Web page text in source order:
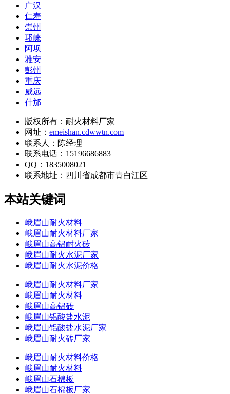
广汉
仁寿
崇州
邛崃
阿坝
雅安
彭州
重庆
威远
什邡
版权所有：耐火材料厂家
网址： emeishan.cdwwtn.com
联系人：陈经理
联系电话：15196686883
QQ：1835008021
联系地址： 四川省成都市青白江区
本站关键词
峨眉山耐火材料
峨眉山耐火材料厂家
峨眉山高铝耐火砖
峨眉山耐火水泥厂家
峨眉山耐火水泥价格
峨眉山耐火材料厂家
峨眉山耐火材料
峨眉山高铝砖
峨眉山铝酸盐水泥
峨眉山铝酸盐水泥厂家
峨眉山耐火砖厂家
峨眉山耐火材料价格
峨眉山耐火材料
峨眉山石棉板
峨眉山石棉板厂家